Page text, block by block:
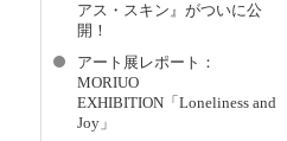
アス・スキン』がついに公
開！
アート展レポート：
MORIUO
EXHIBITION「Loneliness and
Joy」